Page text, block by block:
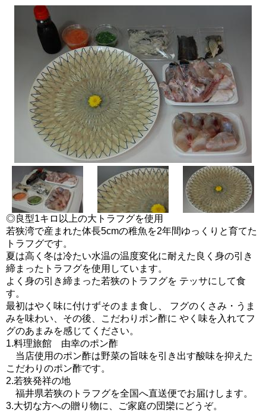
◎良型1キロ以上の大トラフグを使用
若狭湾で産まれた体長5cmの稚魚を2年間ゆっくりと育てた
トラフグです。
夏は高く冬は冷たい水温の温度変化に耐えた良く身の引き
締まったトラフグを使用しています。
よく身の引き締まった若狭のトラフグを テッサにして食
す。
最初はやく味に付けずそのまま食し、 フグのくさみ・うま
みを味わい、その後、こだわりポン酢に やく味を入れてフ
グのあまみを感じてください。
1.料理旅館 由幸のポン酢
当店使用のポン酢は野菜の旨味を引き出す酸味を抑えた
こだわりのポン酢です。
2.若狭発祥の地
福井県若狭のトラフグを全国へ直送便でお届けします。
3.大切な方への贈り物に、ご家庭の団欒にどうぞ。